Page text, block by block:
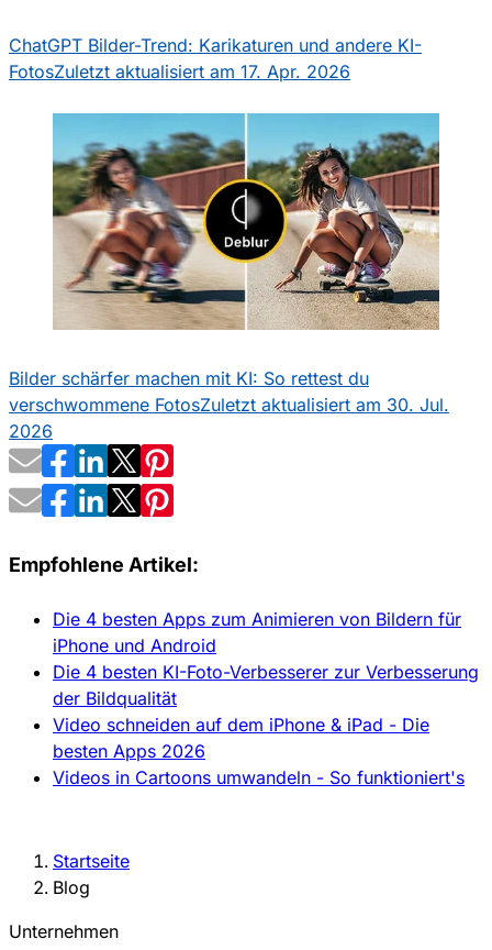
ChatGPT Bilder-Trend: Karikaturen und andere KI-
FotosZuletzt aktualisiert am 17. Apr. 2026
Bilder schärfer machen mit KI: So rettest du
verschwommene FotosZuletzt aktualisiert am 30. Jul.
2026
Empfohlene Artikel:
Die 4 besten Apps zum Animieren von Bildern für
iPhone und Android
Die 4 besten KI-Foto-Verbesserer zur Verbesserung
der Bildqualität
Video schneiden auf dem iPhone & iPad - Die
besten Apps 2026
Videos in Cartoons umwandeln - So funktioniert's
Startseite
Blog
Unternehmen